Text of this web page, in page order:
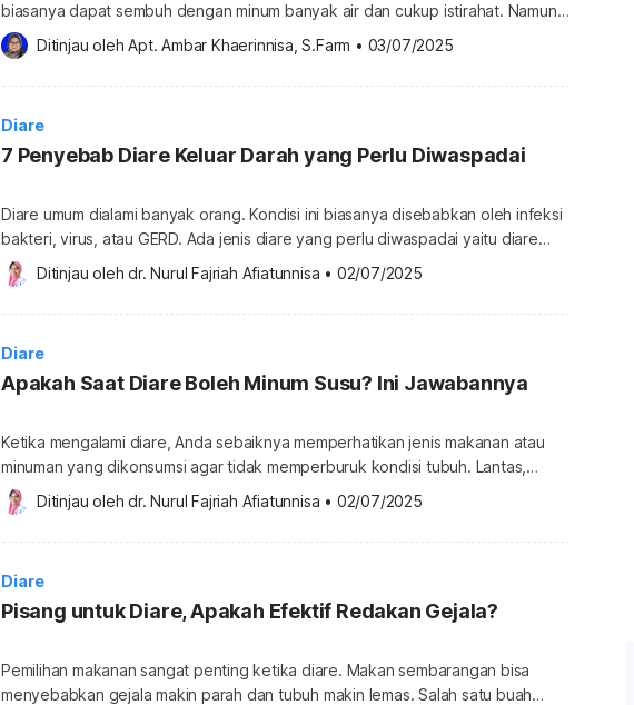
biasanya dapat sembuh dengan minum banyak air dan cukup istirahat. Namun,
untuk kasus diare akibat infeksi yang parah, solusinya mungkin memerlukan
obat antibiotik. Apa saja obat antibiotik untuk mengatasi diare? Ragam obat
antibiotik untuk mengatasi diare Antibiotik adalah obat yang berfungsi untuk
Ditinjau oleh Apt. Ambar Khaerinnisa, S.Farm • 03/07/2025
Diare
7 Penyebab Diare Keluar Darah yang Perlu Diwaspadai
Diare umum dialami banyak orang. Kondisi ini biasanya disebabkan oleh infeksi
bakteri, virus, atau GERD. Ada jenis diare yang perlu diwaspadai yaitu diare
keluar darah. Apa saja yang menyebabkan kondisi ini dan bagaimana
penanganannya? Penyebab diare keluar darah Diare berdarah merupakan
kondisi BAB berdarah, encer, dan sering buang air besar yang disertai darah.
Ditinjau oleh dr. Nurul Fajriah Afiatunnisa • 02/07/2025
Diare
Apakah Saat Diare Boleh Minum Susu? Ini Jawabannya
Ketika mengalami diare, Anda sebaiknya memperhatikan jenis makanan atau
minuman yang dikonsumsi agar tidak memperburuk kondisi tubuh. Lantas,
apakah boleh minum susu saat mengalami diare? Cari tahu jawabannya berikut
ini. Apakah boleh minum susu saat diare? Minum susu saat diare tidak
dianjurkan, terutama jenis susu yang mengandung laktosa seperti susu sapi,
Ditinjau oleh dr. Nurul Fajriah Afiatunnisa • 02/07/2025
Diare
Pisang untuk Diare, Apakah Efektif Redakan Gejala?
Pemilihan makanan sangat penting ketika diare. Makan sembarangan bisa
menyebabkan gejala makin parah dan tubuh makin lemas. Salah satu buah